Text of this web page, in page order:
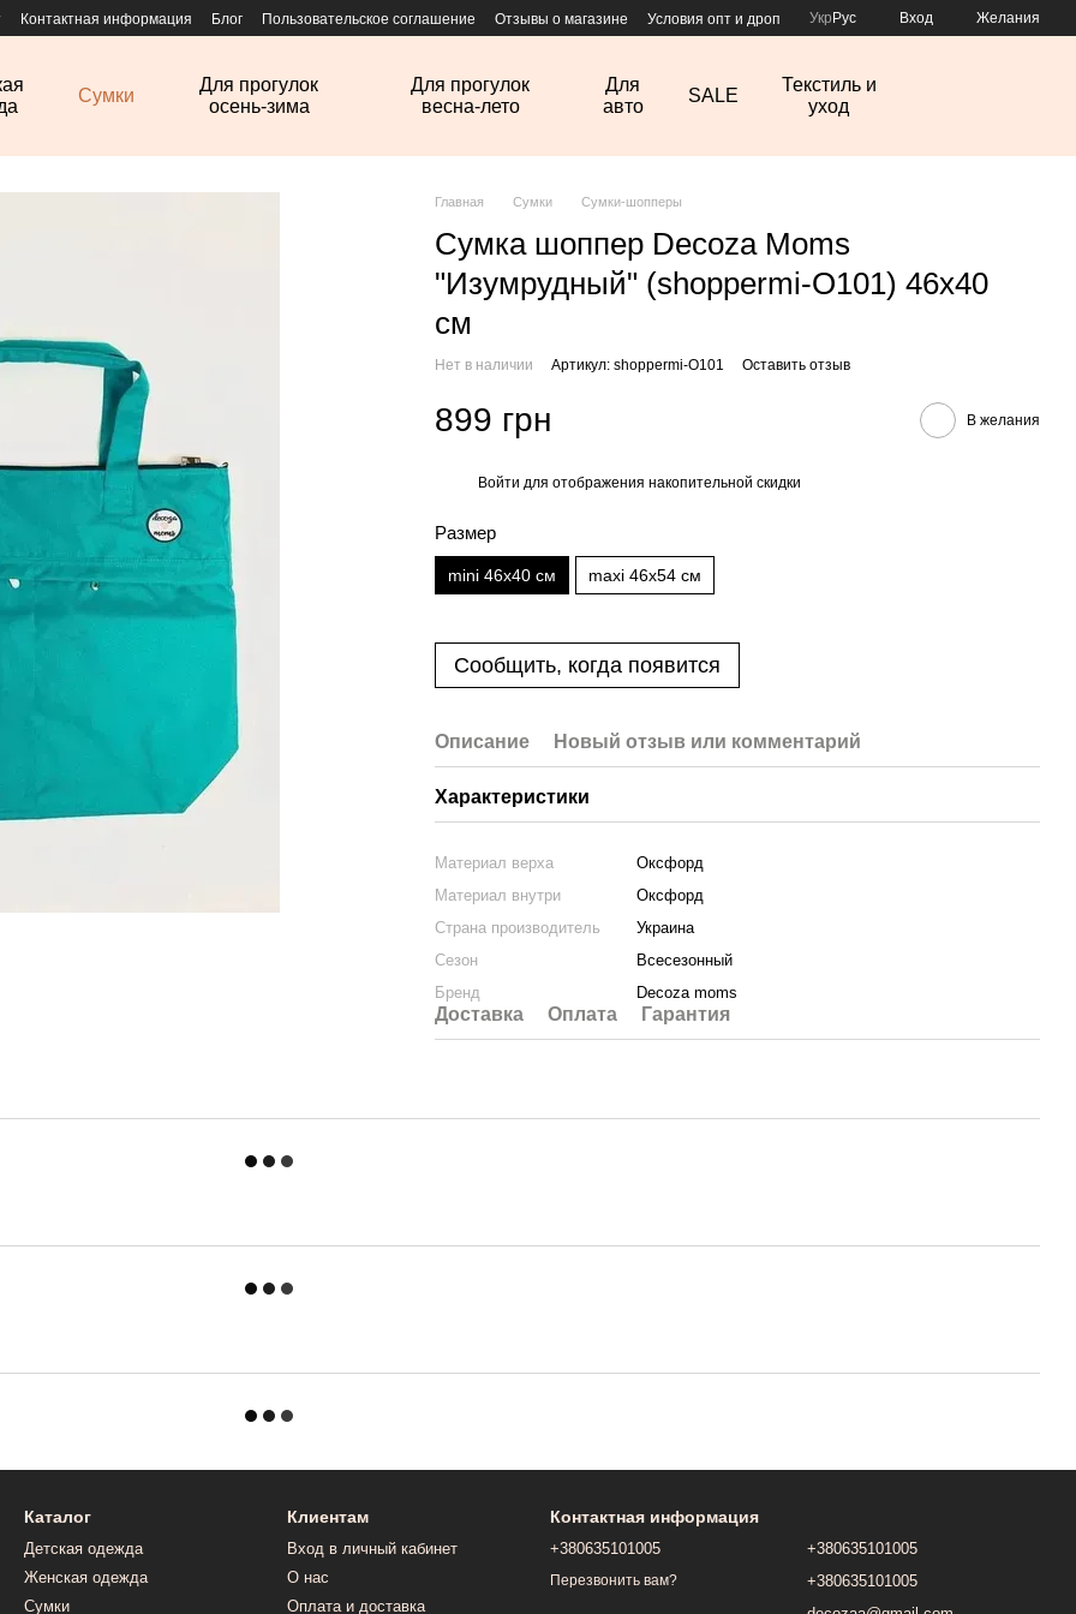
Контактная информация Блог Пользовательское соглашение Отзывы о магазине Условия опт и дроп Укр Рус Вход Желания
Сумки
Для прогулок
осень-зима
Для прогулок
весна-лето
Для
авто
SALE
Текстиль и
уход
Главная Сумки Сумки-шопперы
Сумка шоппер Decoza Moms
"Изумрудный" (shoppermi-O101) 46х40
см
Нет в наличии Артикул: shoppermi-O101 Оставить отзыв
899 грн В желания
Войти для отображения накопительной скидки
Размер
mini 46х40 см maxi 46х54 см
Сообщить, когда появится
Описание Новый отзыв или комментарий
Характеристики
Материал верха
Оксфорд
Материал внутри
Оксфорд
Страна производитель
Украина
Сезон
Всесезонный
Бренд
Decoza moms
Доставка Оплата Гарантия
Каталог
Детская одежда
Женская одежда
Сумки
Клиентам
Вход в личный кабинет
О нас
Оплата и доставка
Контактная информация
+380635101005
Перезвонить вам?
+380635101005
+380635101005